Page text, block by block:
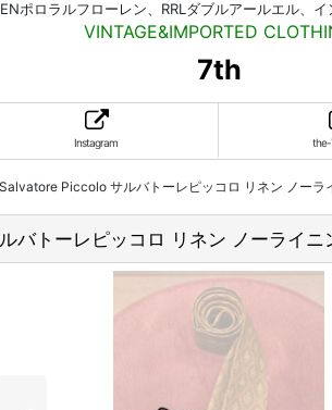
ポロラルフローレン、RRLダブルアールエル、
VINTAGE&IMPORTED
7th
Instagram
Piccolo サルバトーレピッコロ リネン ノー
バトーレピッコロ リネン ノーライ